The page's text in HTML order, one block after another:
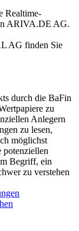
Realtime-
ARIVA.DE AG.
AG finden Sie
durch die BaFin
zu
Anlegern
zu lesen,
möglichst
potenziellen
Begriff, ein
zu verstehen